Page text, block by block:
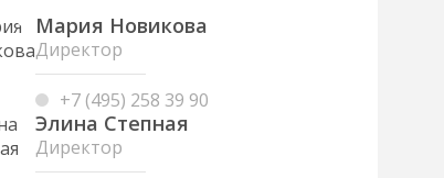
Мария Новикова
Директор
+7 (495) 258 39 90
Элина Степная
Директор